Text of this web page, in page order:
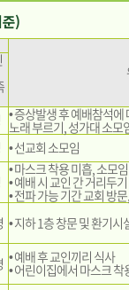
)
• 증상발생 후 예배참석
노래 부르기, 성가대 소모
• 선교회 소모임
• 마스크 착용 미흡, 소모
• 예배 시 교인 간 거리두
• 전파 가능 기간 교회 방
• 지하 1층 창문 및 환기
• 예배 후 교인끼리 식사
• 어린이집에서 마스크 착